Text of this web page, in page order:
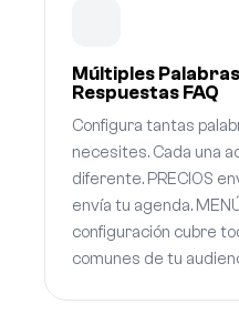
Múltiples
Respuestas FAQ
Configura tantas
necesites. Cada una
diferente. PRECIOS
envía tu agenda.
configuración cubre
comunes de tu